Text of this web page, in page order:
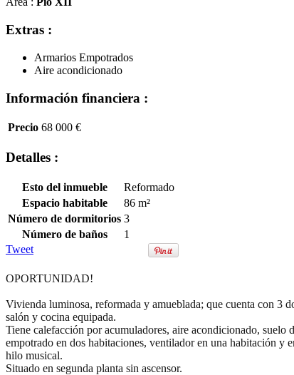
Extras :
Armarios Empotrados
Aire acondicionado
Información financiera :
Precio 68 000 €
Detalles :
Esto del inmueble
Reformado
Espacio habitable
86 m²
Número de dormitorios 3
Número de baños
1
Tweet
OPORTUNIDAD!
Vivienda luminosa, reformada y amueblada; que cuenta con 3
salón y cocina equipada.
Tiene calefacción por acumuladores, aire acondicionado, suelo
empotrado en dos habitaciones, ventilador en una habitación y
hilo musical.
Situado en segunda planta sin ascensor.